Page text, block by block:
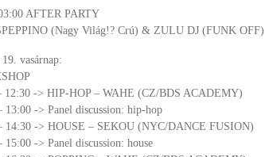
AFTER PARTY
(Nagy Világ!? Crú) & ZULU DJ (FUNK OFF)
vasárnap:
12:30 -> HIP-HOP – WAHE (CZ/BDS ACADEMY)
13:00 -> Panel discussion: hip-hop
14:30 -> HOUSE – SEKOU (NYC/DANCE FUSION)
15:00 -> Panel discussion: house